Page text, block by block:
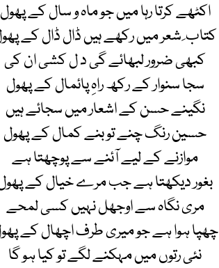
اکٹھے کرتا رہا میں جو ماہ و سال کے پھول
کتاب ِ شعر میں رکھے ہیں ڈال ڈال کے
کبھی ضرور لبھائے گی د ل کشی ان کی
سجا سنوار کے رکھ راہِ پائمال کے پھول
نگینے حسن کے اشعار میں سجائے ہیں
حسین رنگ چنے تو بنے کمال کے پھول
موازنے کے لیے آئنے سے پوچھتا ہے
بغور دیکھتا ہے جب مرے خیال کے
مری نگاہ سے اوجھل نہیں کسی لمحے
چھپا ہوا ہے جو میری طرف اچھال کے
نئی رتوں میں مہکنے لگے تو کیا ہو گا